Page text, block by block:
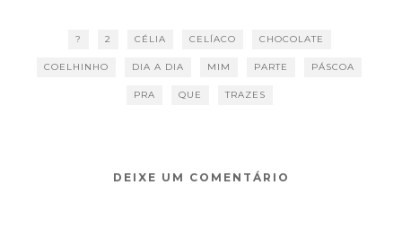
? 2 CÉLIA CELÍACO CHOCOLATE
COELHINHO DIA A DIA MIM PARTE PÁSCOA
PRA QUE TRAZES
DEIXE UM COMENTÁRIO